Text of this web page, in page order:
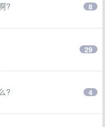
? 8
29
? 4